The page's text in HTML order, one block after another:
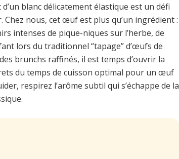
blanc délicatement élastique est un défi
nous, cet œuf est plus qu’un ingrédient :
intenses de pique-niques sur l’herbe, de
lors du traditionnel “tapage” d’œufs de
brunchs raffinés, il est temps d’ouvrir la
du temps de cuisson optimal pour un œuf
respirez l’arôme subtil qui s’échappe de la